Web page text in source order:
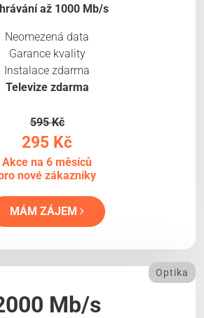
až 1000 Mb/s
Neomezená data
Garance kvality
Instalace zdarma
Televize zdarma
595 Kč
295 Kč
Akce na 6 měsíců
nové zákazníky
MÁM ZÁJEM
Mb/s
Optika